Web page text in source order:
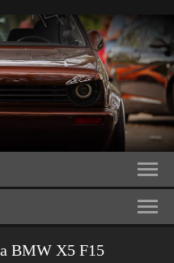
BMW X5 F15